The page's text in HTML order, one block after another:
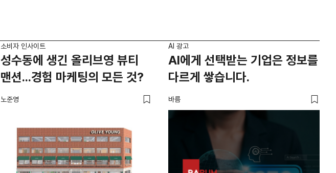
소비자 인사이트
성수동에 생긴 올리브영 뷰티
맨션...경험 마케팅의 모든 것?
노준영
AI 광고
AI에게 선택받는 기업은 정보를
다르게 쌓습니다.
바름